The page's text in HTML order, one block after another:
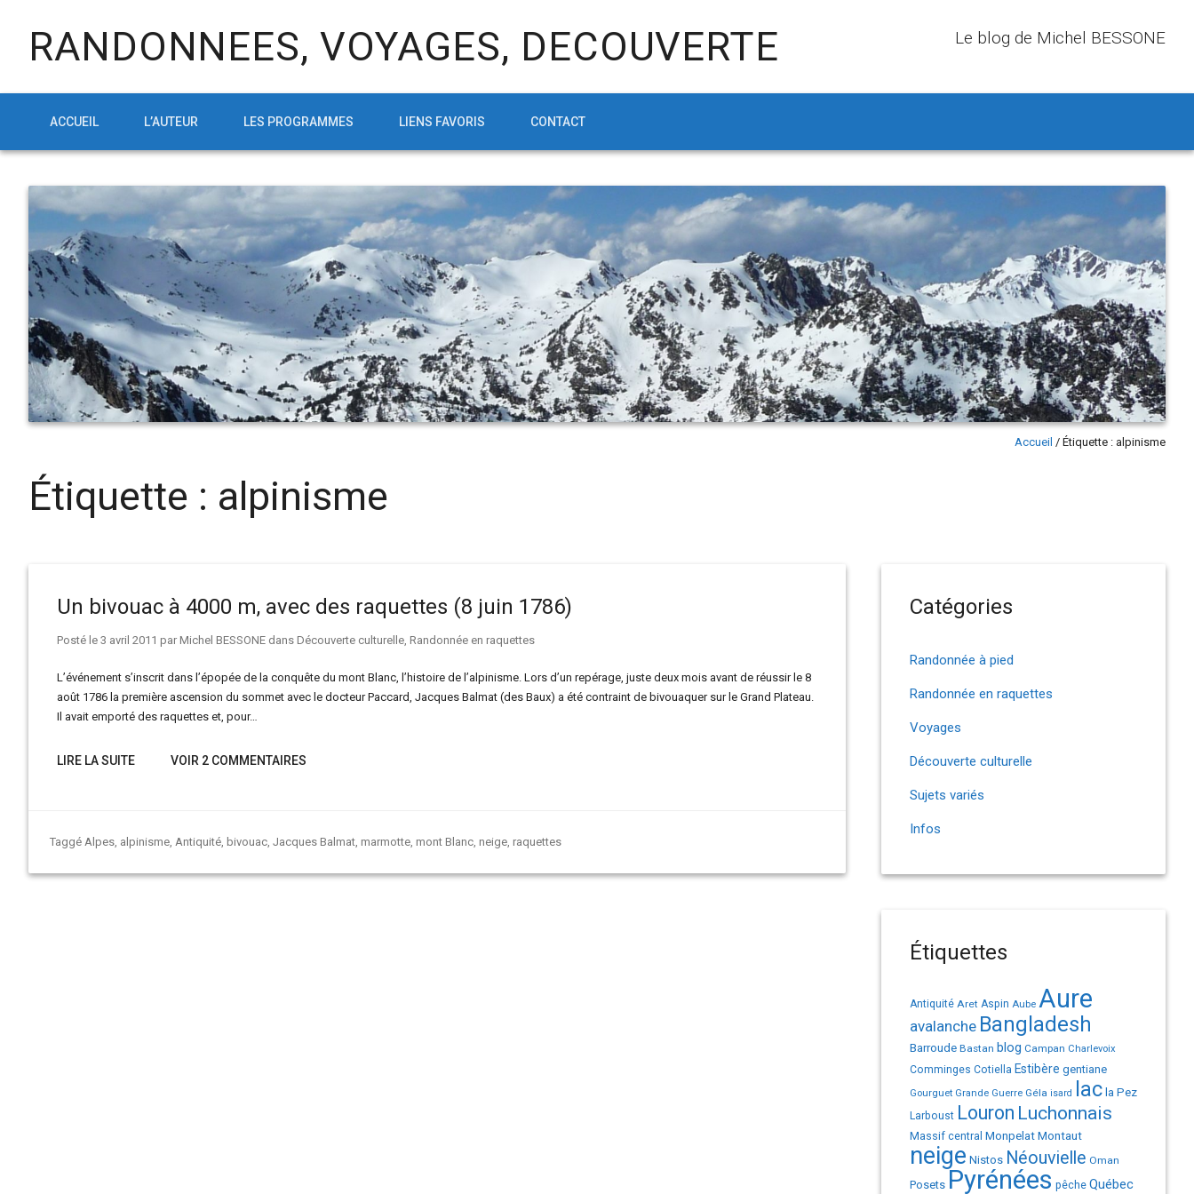
RANDONNEES, VOYAGES, DECOUVERTE Le blog de Michel BESSONE
ACCUEIL L’AUTEUR LES PROGRAMMES LIENS FAVORIS CONTACT
Accueil / Étiquette : alpinisme
Étiquette : alpinisme
Un bivouac à 4000 m, avec des raquettes (8 juin 1786)
Posté le 3 avril 2011 par Michel BESSONE dans Découverte culturelle, Randonnée en raquettes
L’événement s’inscrit dans l’épopée de la conquête du mont Blanc, l’histoire de l’alpinisme. Lors d’un repérage, juste deux mois avant de réussir le 8
août 1786 la première ascension du sommet avec le docteur Paccard, Jacques Balmat (des Baux) a été contraint de bivouaquer sur le Grand Plateau.
Il avait emporté des raquettes et, pour…
LIRE LA SUITE VOIR 2 COMMENTAIRES
Taggé Alpes, alpinisme, Antiquité, bivouac, Jacques Balmat, marmotte, mont Blanc, neige, raquettes
Catégories
Randonnée à pied
Randonnée en raquettes
Voyages
Découverte culturelle
Sujets variés
Infos
Étiquettes
Antiquité Aret Aspin Aube Aure
avalanche Bangladesh
Barroude Bastan blog Campan Charlevoix
Comminges Cotiella Estibère gentiane
Gourguet Grande Guerre Géla isard lac la Pez
Larboust Louron Luchonnais
Massif central MonpelatMontaut
neige Nistos Néouvielle Oman
Posets Pyrénées pêche Québec